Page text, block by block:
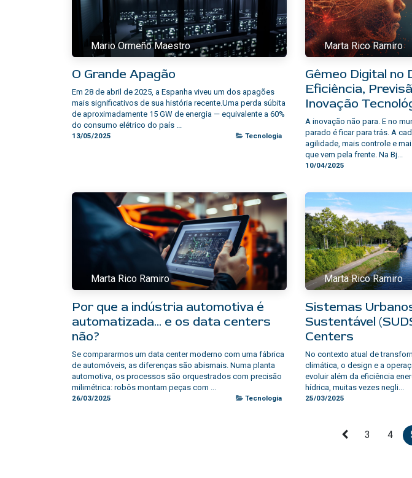
Mario Ormeño Maestro
O Grande Apagão
Em 28 de abril de 2025, a Espanha viveu um dos apagões
mais significativos de sua história recente.Uma perda súbita
de aproximadamente 15 GW de energia — equivalente a 60%
do consumo elétrico do país ...
13/05/2025 Tecnologia
Marta Rico Ramiro
Gêmeo Digital no
Eficiência,
Inovação
A inovação não para. E no
parado é ficar para trás. A
agilidade, mais controle e
que vem pela frente. Na Bj...
10/04/2025
Marta Rico Ramiro
Por que a indústria automotiva é
automatizada… e os data centers
não?
Se compararmos um data center moderno com uma fábrica
de automóveis, as diferenças são abismais. Numa planta
automotiva, os processos são orquestrados com precisão
milimétrica: robôs montam peças com ...
26/03/2025 Tecnologia
Marta Rico Ramiro
Sistemas
Sustentável
Centers
No contexto atual de
climática, o design e a
evoluir além da eficiência
hídrica, muitas vezes negli...
25/03/2025
3 4